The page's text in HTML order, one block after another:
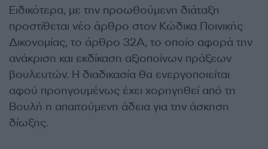
Ειδικότερα, με την προωθούμενη διάταξη
προστίθεται νέο άρθρο στον Κώδικα Ποινικής
Δικονομίας, το άρθρο 32Α, το οποίο αφορά την
ανάκριση και εκδίκαση αξιοποίνων πράξεων
βουλευτών. Η διαδικασία θα ενεργοποιείται
αφού προηγουμένως έχει χορηγηθεί από τη
Βουλή η απαιτούμενη άδεια για την άσκηση
δίωξης.